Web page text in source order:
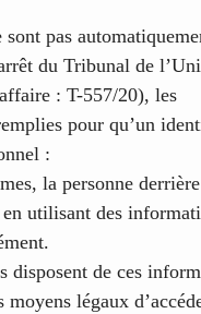
pas
du Tribunal de
: T-557/20), les
pour qu’un
:
la personne derrière
utilisant des
disposent de ces
légaux